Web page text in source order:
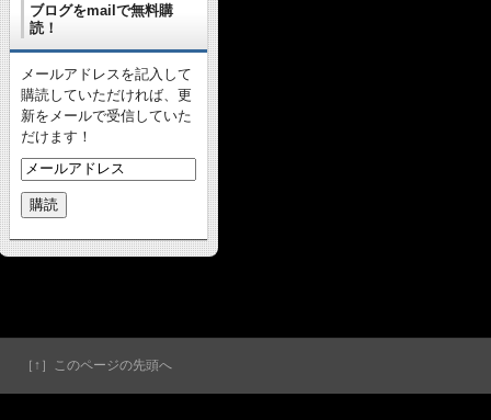
ブログをmailで無料購
読！
メールアドレスを記入して
購読していただければ、更
新をメールで受信していた
だけます！
［↑］このページの先頭へ